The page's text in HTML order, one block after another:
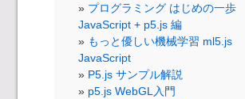
プログラミング はじめの一歩
JavaScript + p5.js 編
もっと優しい機械学習 ml5.js
JavaScript
P5.js サンプル解説
p5.js WebGL入門